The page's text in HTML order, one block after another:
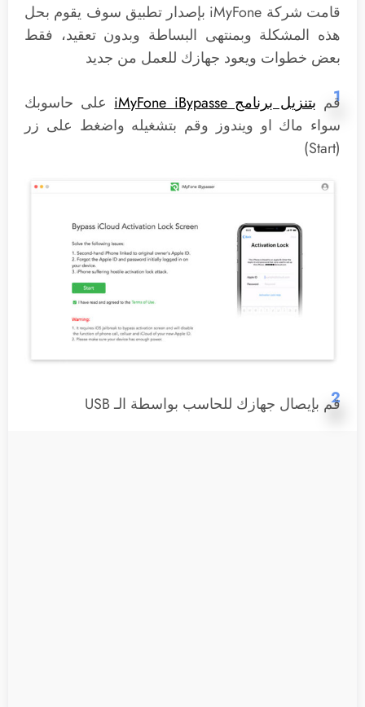
قامت شركة iMyFone بإصدار تطبيق سوف يقوم بحل
هذه المشكلة وبمنتهى البساطة وبدون تعقيد، فقط
بعض خطوات ويعود جهازك للعمل من جديد
1
قم بتنزيل برنامج iMyFone iBypasse
على حاسوبك
سواء ماك او ويندوز وقم بتشغيله واضغط على زر
(Start)
2
قم بإيصال جهازك للحاسب بواسطة الـ USB